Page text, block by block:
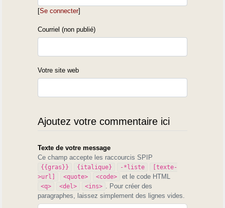
[Se connecter]
Courriel (non publié)
Votre site web
Ajoutez votre commentaire ici
Texte de votre message
Ce champ accepte les raccourcis SPIP
{{gras}} {italique} -*liste
[texte-
>url]
<quote> <code> et le code HTML
<q> <del> <ins>
. Pour créer des
paragraphes, laissez simplement des lignes vides.